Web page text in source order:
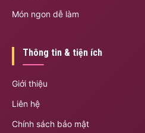
Món ngon dễ làm
Thông tin & tiện ích
Giới thiệu
Liên hệ
Chính sách bảo mật